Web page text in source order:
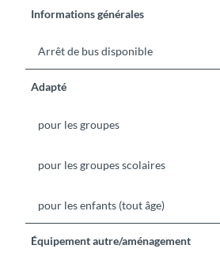
Informations générales
Arrêt de bus disponible
Adapté
pour les groupes
pour les groupes scolaires
pour les enfants (tout âge)
Équipement autre/aménagement